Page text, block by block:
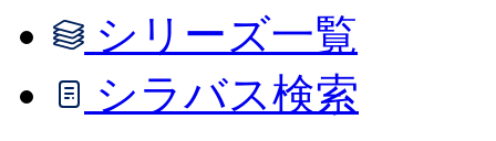
シリーズ一覧
シラバス検索